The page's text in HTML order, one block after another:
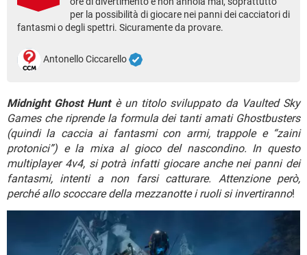
TIKTOK FACEBOOK
HARDWARE
per la possibilità di giocare nei panni dei cacciatori di
fantasmi o degli spettri. Sicuramente da provare.
Antonello Ciccarello
Midnight Ghost Huntè un titolo sviluppato da Vaulted Sky
Games che riprende la formula dei tanti amati Ghostbusters
(quindi la caccia ai fantasmi con armi, trappole e “zaini
protonici”) e la mixa al gioco del nascondino. In questo
multiplayer 4v4, si potrà infatti giocare anche nei panni dei
fantasmi, intenti a non farsi catturare. Attenzione però,
perché allo scoccare della mezzanotte i ruoli si invertiranno!